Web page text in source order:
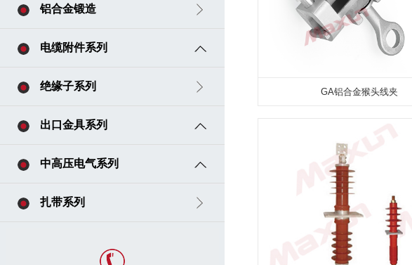
铝合金锻造
电缆附件系列
绝缘子系列
出口金具系列
中高压电气系列
扎带系列
GA铝合金猴头线夹